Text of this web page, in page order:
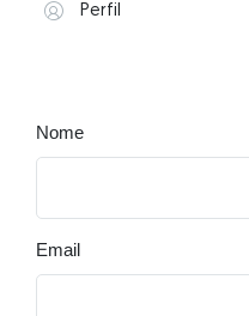
Perfil
Nome
Email